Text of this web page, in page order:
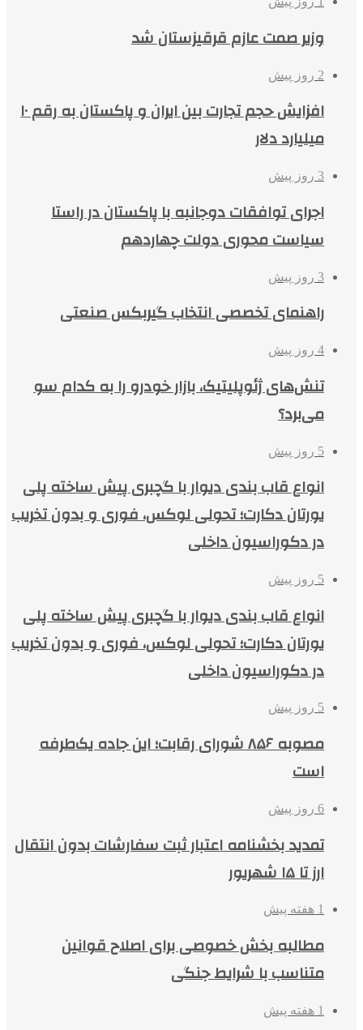
وزیر صمت عازم قرقیزستان شد
2 روز پیش
افزایش حجم تجارت بین ایران و پاکستان به رقم ۱۰
میلیارد دلار
3 روز پیش
اجرای توافقات دوجانبه با پاکستان در راستا
سیاست محوری دولت چهاردهم
3 روز پیش
راهنمای تخصصی انتخاب گیربکس صنعتی
4 روز پیش
تنش‌های ژئوپلیتیک، بازار خودرو را به کدام سو
می‌برد؟
5 روز پیش
انواع قاب بندی دیوار با گچبری پیش ساخته پلی
یورتان دکارت؛ تحولی لوکس، فوری و بدون تخریب
در دکوراسیون داخلی
5 روز پیش
انواع قاب بندی دیوار با گچبری پیش ساخته پلی
یورتان دکارت؛ تحولی لوکس، فوری و بدون تخریب
در دکوراسیون داخلی
5 روز پیش
مصوبه ۸۵۶ شورای رقابت؛ این جاده یک‌طرفه
است
6 روز پیش
تمدید بخشنامه اعتبار ثبت سفارشات بدون انتقال
ارز تا ۱۵ شهریور
1 هفته پیش
مطالبه بخش خصوصی برای اصلاح قوانین
متناسب با شرایط جنگی
1 هفته پیش